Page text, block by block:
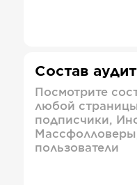
Состав
Посмотрите
любой
подписчики,
пользователи